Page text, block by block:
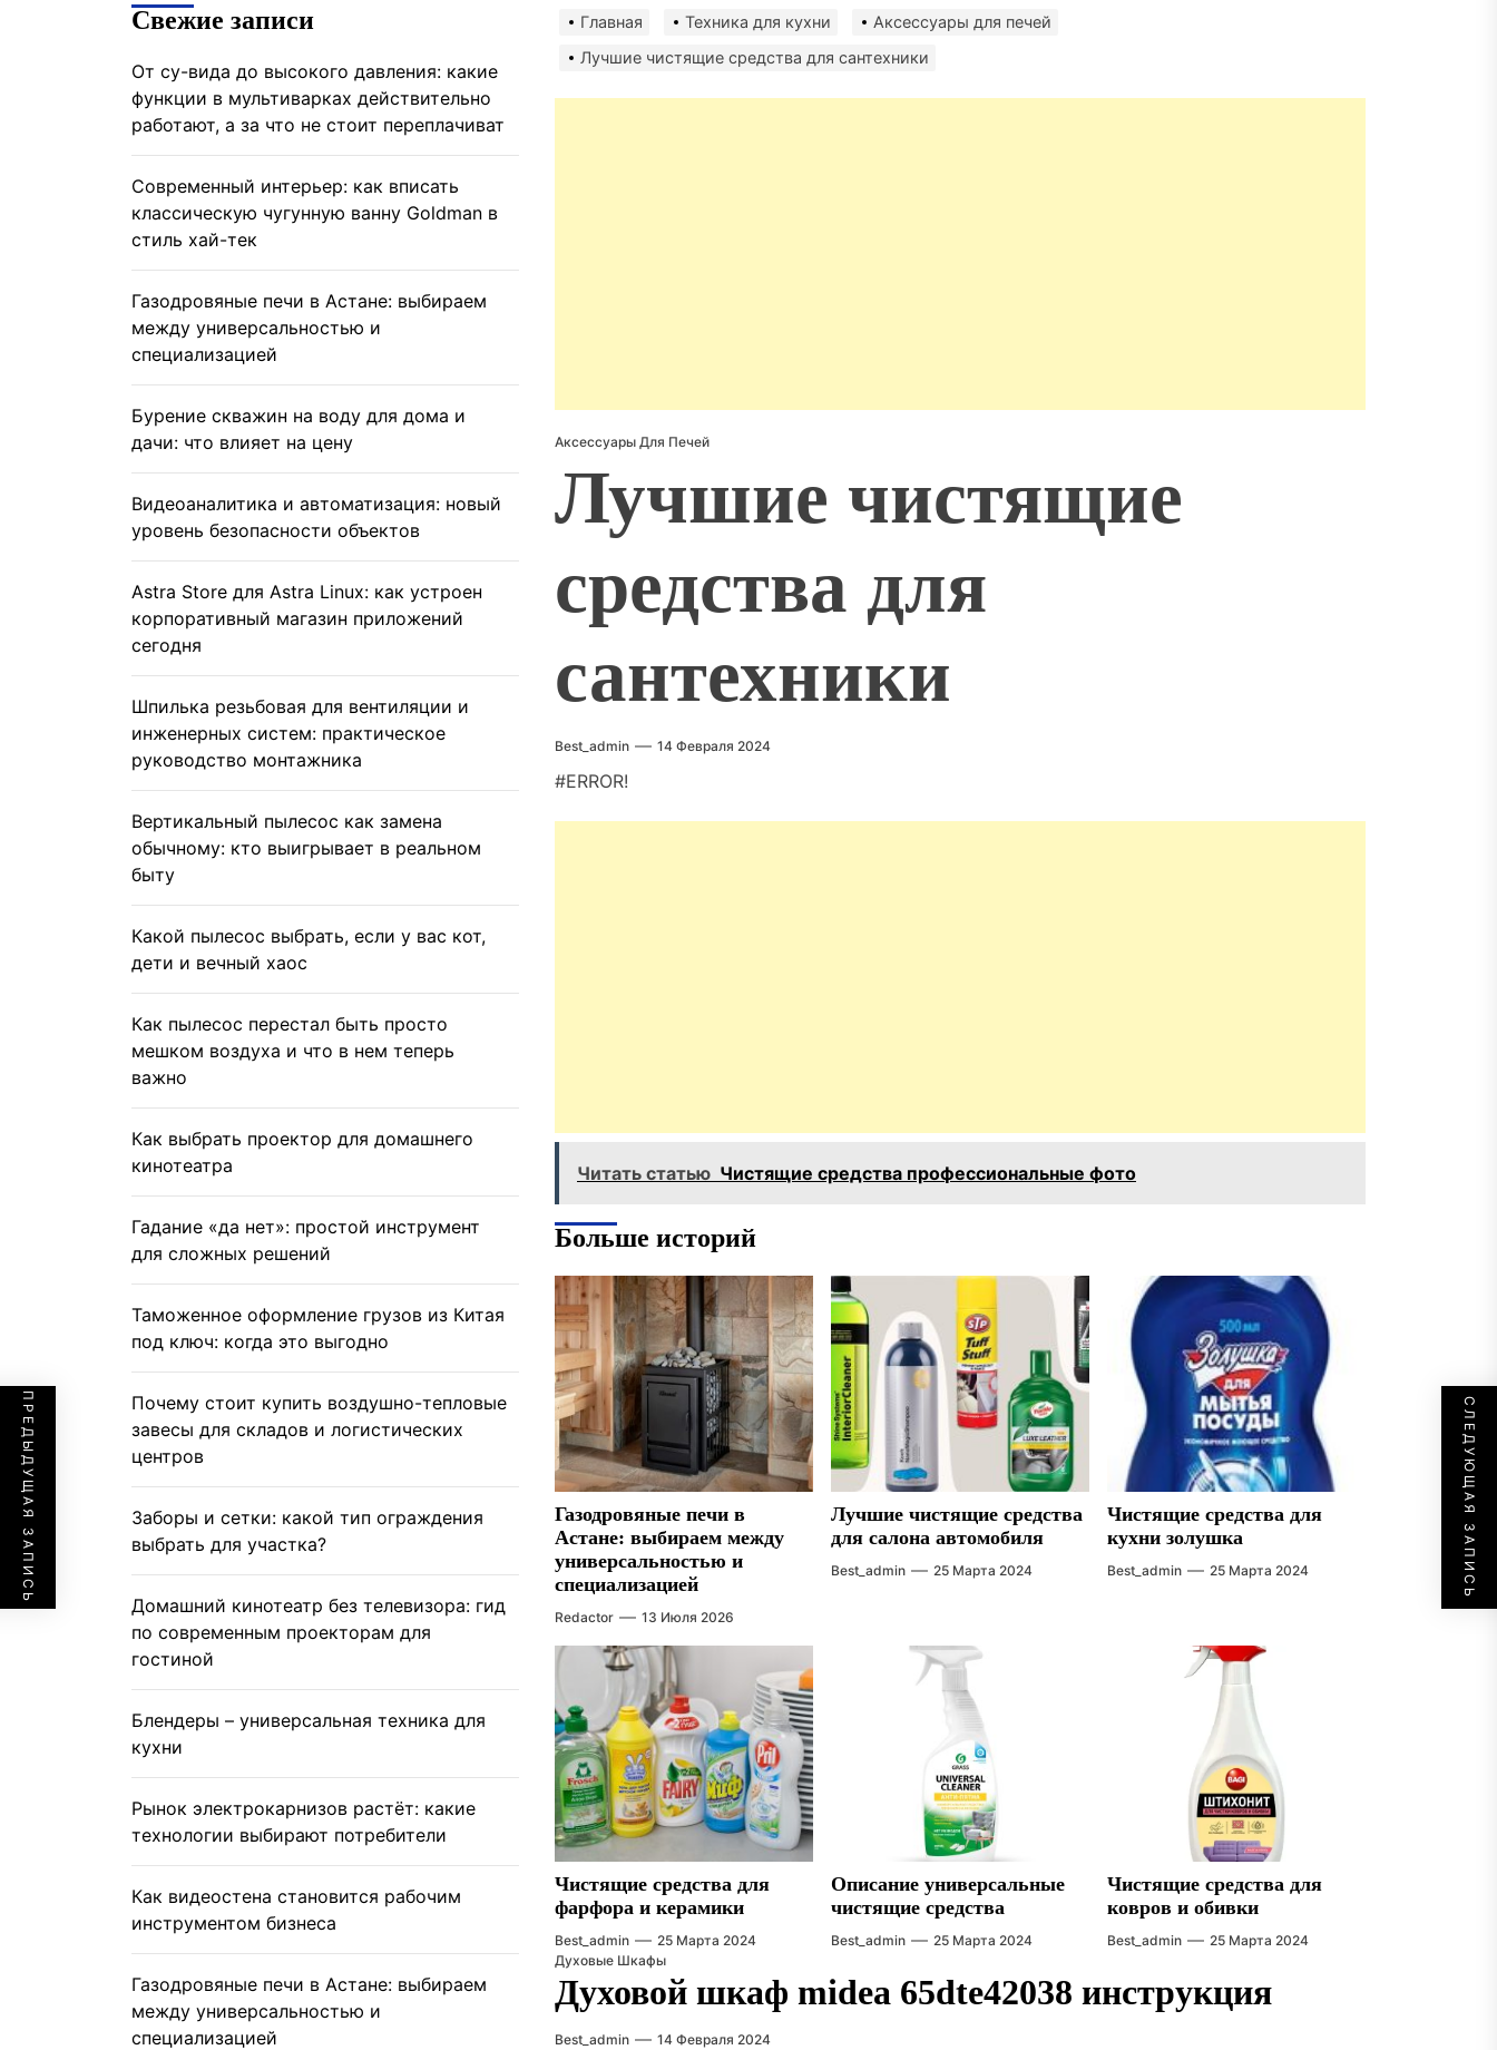
безопасности объектов
Главная Техника для кухни
Аксессуары для печей
Лучшие чистящие средства для сантехники
Аксессуары Для Печей
Лучшие чистящие
средства для
сантехники
Best_admin 14 Февраля 2024
#ERROR!
Читать статью Чистящие средства профессиональные фото
ПРЕДЫДУЩАЯ ЗАПИСЬ СЛЕДУЮЩАЯ ЗАПИСЬ
Больше историй
Газодровяные печи в
Астане: выбираем между
универсальностью и
специализацией
Redactor 13 Июля 2026
Лучшие чистящие средства
для салона автомобиля
Best_admin 25 Марта 2024
Чистящие средства для
кухни золушка
Best_admin 25 Марта 2024
Чистящие средства для
фарфора и керамики
Best_admin 25 Марта 2024
Описание универсальные
чистящие средства
Best_admin 25 Марта 2024
Чистящие средства для
ковров и обивки
Best_admin
25 Марта 2024
Духовые Шкафы
Духовой шкаф midea 65dte42038 инструкция
Best_admin 14 Февраля 2024
Свежие записи
От су-вида до высокого давления: какие
функции в мультиварках действительно
работают, а за что не стоит переплачиват
Современный интерьер: как вписать
классическую чугунную ванну Goldman в
стиль хай-тек
Газодровяные печи в Астане: выбираем
между универсальностью и
специализацией
Бурение скважин на воду для дома и
дачи: что влияет на цену
Видеоаналитика и автоматизация: новый
уровень безопасности объектов
Astra Store для Astra Linux: как устроен
корпоративный магазин приложений
сегодня
Шпилька резьбовая для вентиляции и
инженерных систем: практическое
руководство монтажника
Вертикальный пылесос как замена
обычному: кто выигрывает в реальном
быту
Какой пылесос выбрать, если у вас кот,
дети и вечный хаос
Как пылесос перестал быть просто
мешком воздуха и что в нем теперь
важно
Как выбрать проектор для домашнего
кинотеатра
Гадание «да нет»: простой инструмент
для сложных решений
Таможенное оформление грузов из Китая
под ключ: когда это выгодно
Почему стоит купить воздушно-тепловые
завесы для складов и логистических
центров
Заборы и сетки: какой тип ограждения
выбрать для участка?
Домашний кинотеатр без телевизора: гид
по современным проекторам для
гостиной
Блендеры – универсальная техника для
кухни
Рынок электрокарнизов растёт: какие
технологии выбирают потребители
Как видеостена становится рабочим
инструментом бизнеса
Газодровяные печи в Астане: выбираем
между универсальностью и
специализацией